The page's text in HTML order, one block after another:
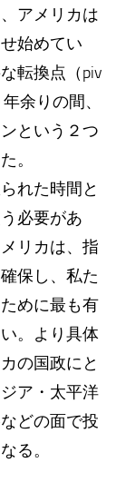
アメリカは
始めてい
転換点（piv
余りの間、
という２つ
。
れた時間と
必要があ
リカは、指
保し、私た
めに最も有
。より具体
の国政にと
ア・太平洋
どの面で投
る。